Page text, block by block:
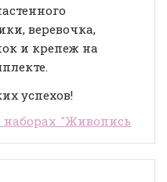
веревочка,
и крепеж на
успехов!
"Живопись